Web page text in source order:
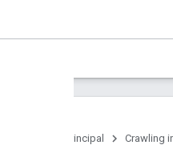
Página principal Crawling